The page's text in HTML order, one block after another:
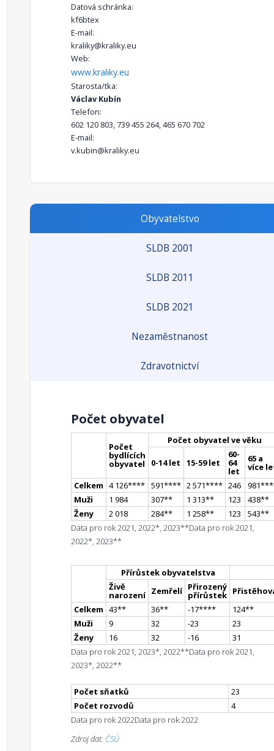
Datová schránka:
kf6btex
E-mail:
kraliky@kraliky.eu
Web:
www.kraliky.eu
Starosta/tka:
Václav Kubín
Telefon:
602 120 803, 739 455 264, 465 670 702
E-mail:
v.kubin@kraliky.eu
Obyvatelstvo
SLDB 2001
SLDB 2011
SLDB 2021
Nezaměstnanost
Zdravotnictví
Počet obyvatel
Počet
bydlících
obyvatel
Počet obyvatel ve věku
0-14 let 15-59 let
60-
64
let
65 a
více
Celkem 4 126**** 591**** 2 571**** 246 981**
Muži
1 984 307** 1 313** 123 438**
Ženy
2 018 284** 1 258** 123 543**
Data pro rok 2021, 2022*, 2023**Data pro rok 2021,
2022*, 2023**
Přírůstek obyvatelstva
Živě
narození Zemřelí Přirozený
přírůstek
Celkem 43** 36** -17**** 124**
Muži
9 32 -23
23
Ženy
16 32 -16
31
Data pro rok 2021, 2023*, 2022**Data pro rok 2021,
2023*, 2022**
Počet sňatků
23
Počet rozvodů
4
Data pro rok 2022Data pro rok 2022
Zdroj dat: ČSÚ